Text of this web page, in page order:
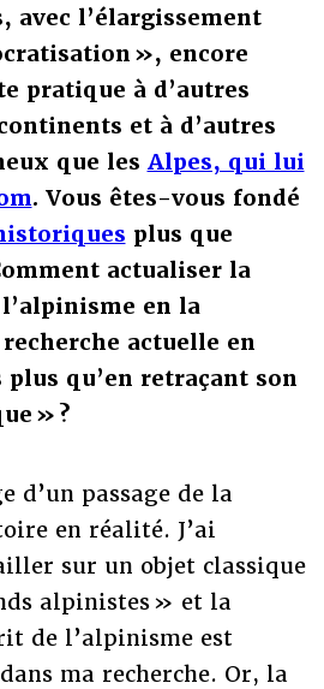
avec l’élargissement
», encore
pratique à d’autres
et à d’autres
que les Alpes, qui lui
. Vous êtes-vous fondé
plus que
actualiser la
en la
actuelle en
plus qu’en retraçant son
» ?
d’un passage de la
en réalité. J’ai
sur un objet classique
alpinistes » et la
de l’alpinisme est
ma recherche. Or, la